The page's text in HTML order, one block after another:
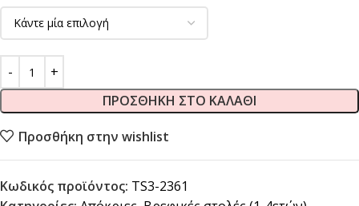
ΠΡΟΣΘΉΚΗ ΣΤΟ ΚΑΛΆΘΙ
Προσθήκη στην wishlist
Κωδικός προϊόντος: TS3-2361